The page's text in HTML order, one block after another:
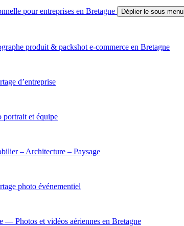
pour entreprises en Bretagne
Déplier le sous menu
produit & packshot e-commerce en Bretagne
d’entreprise
portrait et équipe
– Architecture – Paysage
photo événementiel
— Photos et vidéos aériennes en Bretagne